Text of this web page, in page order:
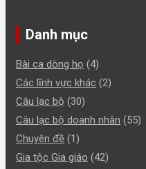
Danh mục
Bài ca dòng họ (4)
Các lĩnh vực khác (2)
Câu lạc bộ (30)
Câu lạc bộ doanh nhân (55)
Chuyên đề (1)
Gia tộc Gia giáo (42)